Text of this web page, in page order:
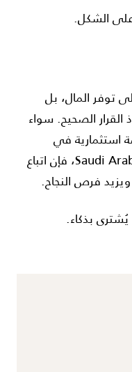
الشكل.
توفر المال، بل
القرار الصحيح. سواء
استثمارية في
Saudi، فإن اتباع
فرص النجاح.
بذكاء.